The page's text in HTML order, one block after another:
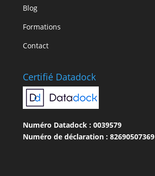
Blog
Formations
Contact
Certifié Datadock
Numéro Datadock : 0039579
Numéro de déclaration : 82690507369